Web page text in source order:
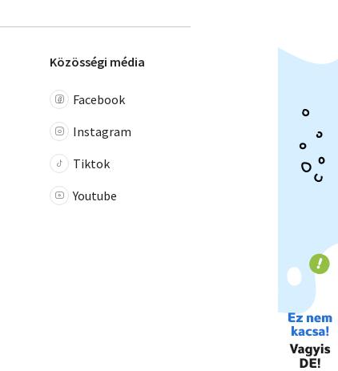
Közösségi média
Facebook
Instagram
Tiktok
Youtube